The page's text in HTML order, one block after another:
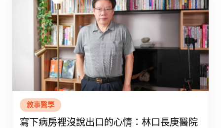
敘事醫學
寫下病房裡沒說出口的心情：林口長庚醫院